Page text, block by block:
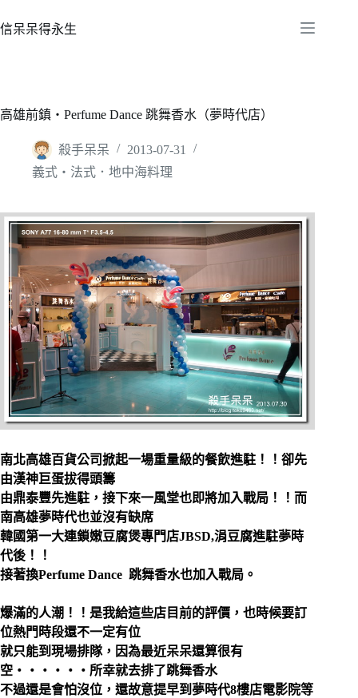
至
容
信呆呆得永生
高雄前鎮‧Perfume Dance 跳舞香水（夢時代店）
殺手呆呆
2013-07-31
義式‧法式．地中海料理
南北高雄百貨公司掀起一場重量級的餐飲進駐！！卻先
由漢神巨蛋拔得頭籌
由鼎泰豐先進駐，接下來一風堂也即將加入戰局！！而
南高雄夢時代也並沒有缺席
韓國第一大連鎖嫩豆腐煲專門店JBSD,涓豆腐進駐夢時
代後！！
接著換Perfume Dance 跳舞香水也加入戰局。
爆滿的人潮！！是我給這些店目前的評價，也時候要訂
位熱門時段還不一定有位
就只能到現場排隊，因為最近呆呆還算很有
空‧‧‧‧‧‧所幸就去排了跳舞香水
不過還是會怕沒位，還故意提早到夢時代8樓店電影院等